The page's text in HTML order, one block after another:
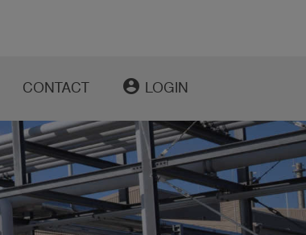
CONTACT account_circle LOGIN